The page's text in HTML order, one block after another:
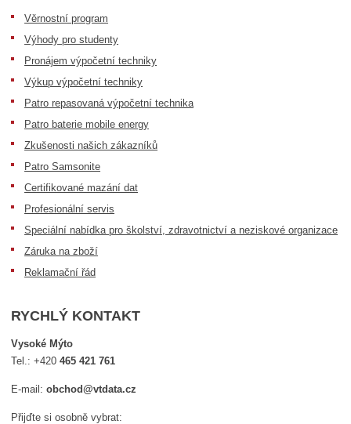
Věrnostní program
Výhody pro studenty
Pronájem výpočetní techniky
Výkup výpočetní techniky
Patro repasovaná výpočetní technika
Patro baterie mobile energy
Zkušenosti našich zákazníků
Patro Samsonite
Certifikované mazání dat
Profesionální servis
Speciální nabídka pro školství, zdravotnictví a neziskové organizace
Záruka na zboží
Reklamační řád
RYCHLÝ KONTAKT
Vysoké Mýto
Tel.:+420465 421 761
E-mail:obchod@vtdata.cz
Přijďte si osobně vybrat: